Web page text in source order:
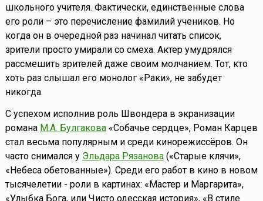
школьного учителя. Фактически, единственные слова
его роли – это перечисление фамилий учеников. Но
когда он в очередной раз начинал читать список,
зрители просто умирали со смеха. Актер умудрялся
рассмешить зрителей даже своим молчанием. Тот, кто
хоть раз слышал его монолог «Раки», не забудет
никогда.
С успехом исполнив роль Швондера в экранизации
романа М.А. Булгакова«Собачье сердце», Роман Карцев
стал весьма популярным и среди кинорежиссёров. Он
часто снимался у Эльдара Рязанова(«Старые клячи»,
«Небеса обетованные»). Среди его работ в кино в новом
тысячелетии - роли в картинах: «Мастер и Маргарита»,
«Улыбка Бога, или Чисто одесская история», «В стиле